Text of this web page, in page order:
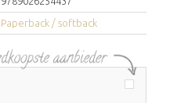
Paperback / softback